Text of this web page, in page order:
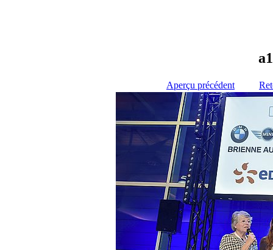
Aperçu précédent